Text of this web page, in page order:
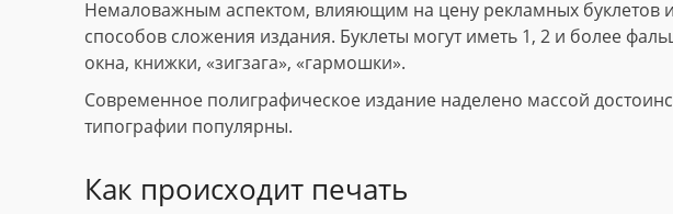
Немаловажным аспектом, влияющим на цену рекламных буклетов и
способов сложения издания. Буклеты могут иметь 1, 2 и более
окна, книжки, «зигзага», «гармошки».
Современное полиграфическое издание наделено массой
типографии популярны.
Как происходит печать